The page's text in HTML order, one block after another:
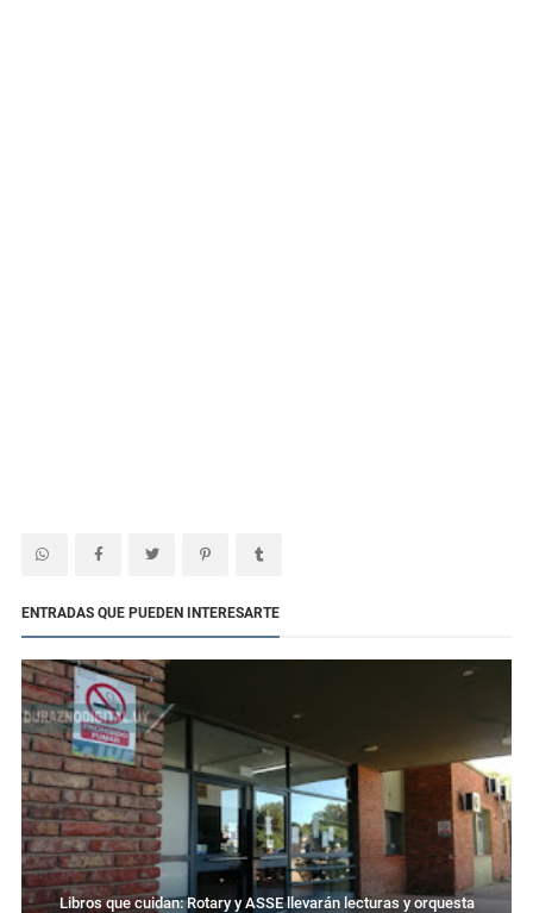
ENTRADAS QUE PUEDEN INTERESARTE
Libros que cuidan: Rotary y ASSE llevarán lecturas y orquesta